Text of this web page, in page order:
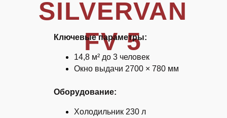
SILVERVAN
FV 5
Ключевые параметры:
14,8 м² до 3 человек
Окно выдачи 2700 × 780 мм
Оборудование:
Холодильник 230 л